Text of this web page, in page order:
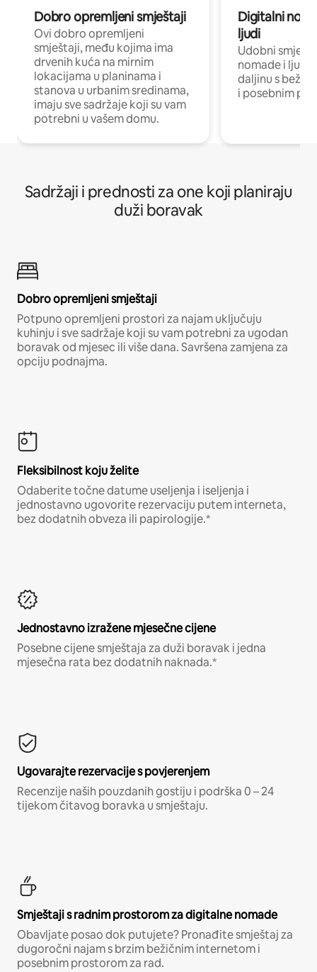
Dobro opremljeni smještaji
Ovi dobro opremljeni
smještaji, među kojima ima
drvenih kuća na mirnim
lokacijama u planinama i
stanova u urbanim sredinama,
imaju sve sadržaje koji su vam
potrebni u vašem domu.
Digitalni
ljudi
Udobni
nomade i ljude
daljinu s
i posebnim
Sadržaji i prednosti za one koji planiraju
duži boravak
Dobro opremljeni smještaji
Potpuno opremljeni prostori za najam uključuju
kuhinju i sve sadržaje koji su vam potrebni za ugodan
boravak od mjesec ili više dana. Savršena zamjena za
opciju podnajma.
Fleksibilnost koju želite
Odaberite točne datume useljenja i iseljenja i
jednostavno ugovorite rezervaciju putem interneta,
bez dodatnih obveza ili papirologije.*
Jednostavno izražene mjesečne cijene
Posebne cijene smještaja za duži boravak i jedna
mjesečna rata bez dodatnih naknada.*
Ugovarajte rezervacije s povjerenjem
Recenzije naših pouzdanih gostiju i podrška 0 – 24
tijekom čitavog boravka u smještaju.
Smještaji s radnim prostorom za digitalne nomade
Obavljate posao dok putujete? Pronađite smještaj za
dugoročni najam s brzim bežičnim internetom i
posebnim prostorom za rad.